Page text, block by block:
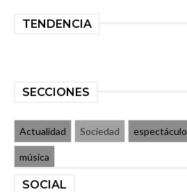
TENDENCIA
SECCIONES
Actualidad Sociedad espectáculo
música
SOCIAL